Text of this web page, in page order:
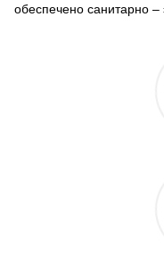
обеспечено санитарно